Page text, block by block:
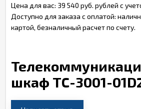
Цена для вас: 39 540 руб. рублей с
Доступно для заказа с оплатой:
картой, безналичный расчет по счету.
шкаф TC-3001-